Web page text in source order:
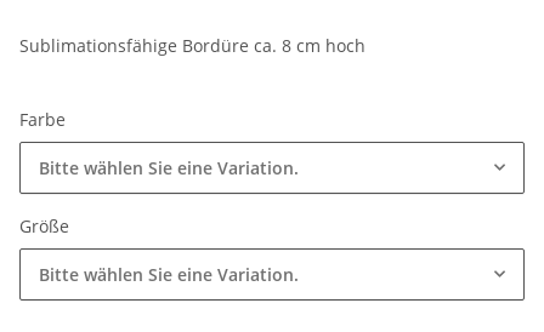
Sublimationsfähige Bordüre ca. 8 cm hoch
Farbe
Bitte wählen Sie eine Variation.
Größe
Bitte wählen Sie eine Variation.